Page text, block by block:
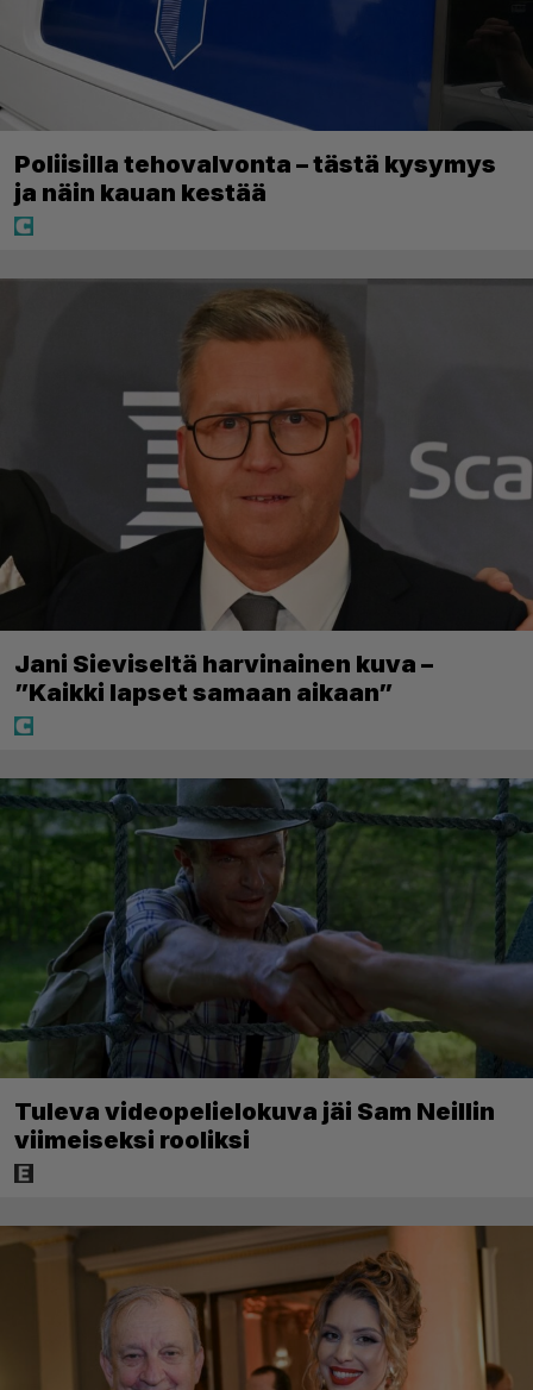
Poliisilla tehovalvonta – tästä kysymys
ja näin kauan kestää
Jani Sieviseltä harvinainen kuva –
”Kaikki lapset samaan aikaan”
Tuleva videopelielokuva jäi Sam Neillin
viimeiseksi rooliksi